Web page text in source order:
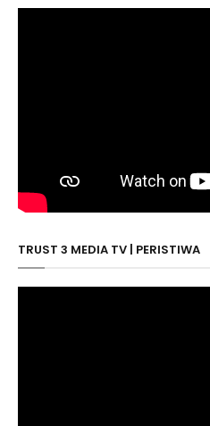
TRUST 3 MEDIA TV | PERISTIWA